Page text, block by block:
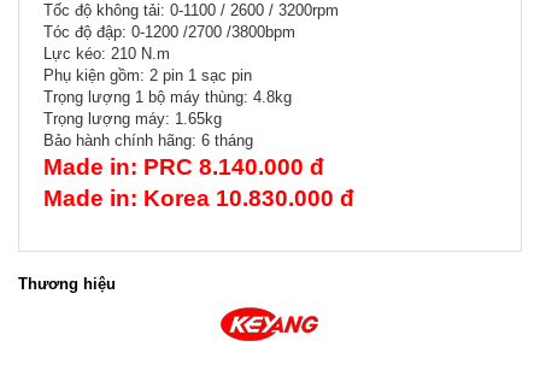
Tốc độ không tải: 0-1100 / 2600 / 3200rpm
Tóc độ đập: 0-1200 /2700 /3800bpm
Lực kéo: 210 N.m
Phụ kiện gồm: 2 pin 1 sạc pin
Trọng lượng 1 bộ máy thùng: 4.8kg
Trọng lượng máy: 1.65kg
Bảo hành chính hãng: 6 tháng
Made in: PRC 8.140.000 đ
Made in: Korea 10.830.000 đ
Thương hiệu